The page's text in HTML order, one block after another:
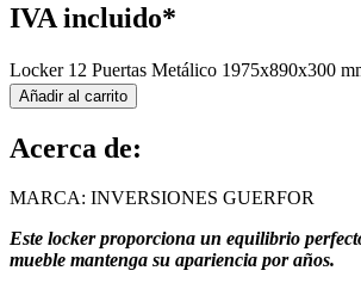
IVA incluido*
Locker 12 Puertas Metálico 1975x890x300
Añadir al carrito
Acerca de:
MARCA: INVERSIONES GUERFOR
Este locker proporciona un equilibrio
mueble mantenga su apariencia por años.